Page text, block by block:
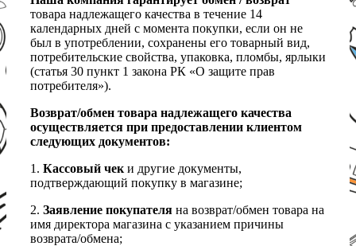
товара надлежащего качества в течение 14
календарных дней с момента покупки, если он не
был в употреблении, сохранены его товарный вид,
потребительские свойства, упаковка, пломбы, ярлыки
(статья 30 пункт 1 закона РК «О защите прав
потребителя»).
Возврат/обмен товара надлежащего качества
осуществляется при предоставлении клиентом
следующих документов:
1. Кассовый чек и другие документы,
подтверждающий покупку в магазине;
2. Заявление покупателя на возврат/обмен товара на
имя директора магазина с указанием причины
возврата/обмена;